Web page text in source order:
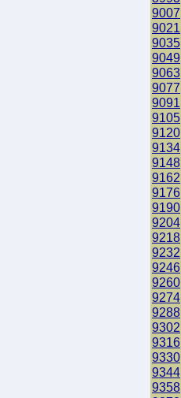
9007
9021
9035
9049
9063
9077
9091
9105
9120
9134
9148
9162
9176
9190
9204
9218
9232
9246
9260
9274
9288
9302
9316
9330
9344
9358